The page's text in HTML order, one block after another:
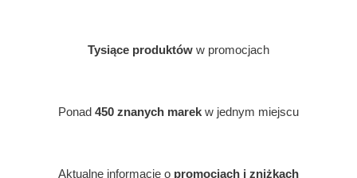
Tysiące produktów w promocjach
Ponad 450 znanych marek w jednym miejscu
Aktualne informacje o promocjach i zniżkach